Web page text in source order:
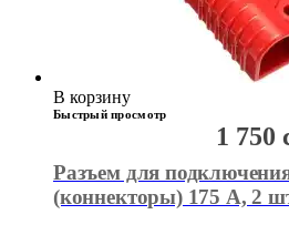
В корзину
Быстрый просмотр
Разъем для
(коннекторы) 175 А, 2
1 750